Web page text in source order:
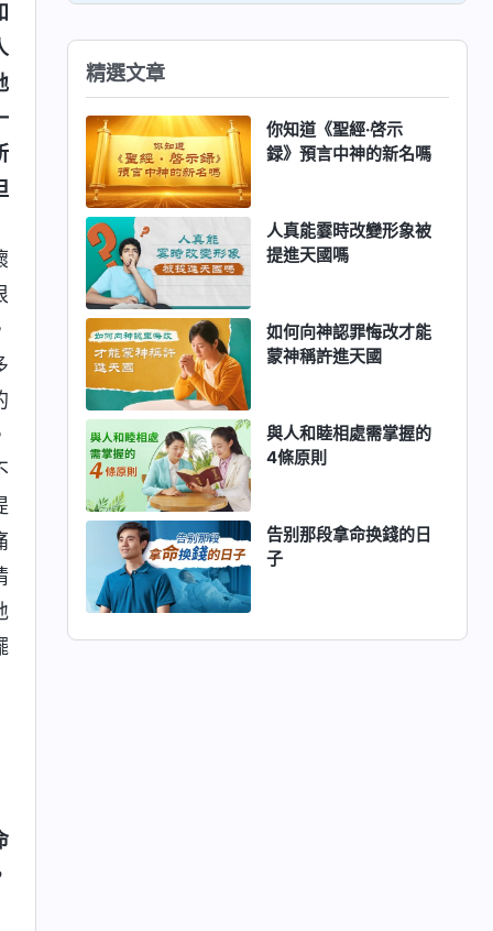
精選文章
你知道《聖經·啓示
録》預言中神的新名嗎
人真能霎時改變形象被
提進天國嗎
如何向神認罪悔改才能
蒙神稱許進天國
與人和睦相處需掌握的
4條原則
告别那段拿命换錢的日
子